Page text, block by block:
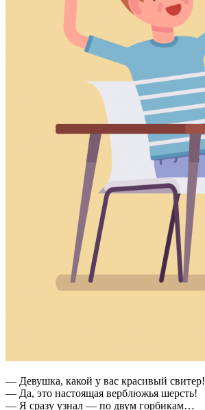
— Девушка, какой у вас красивый свитер!
— Да, это настоящая верблюжья шерсть!
— Я сразу узнал — по двум горбикам…